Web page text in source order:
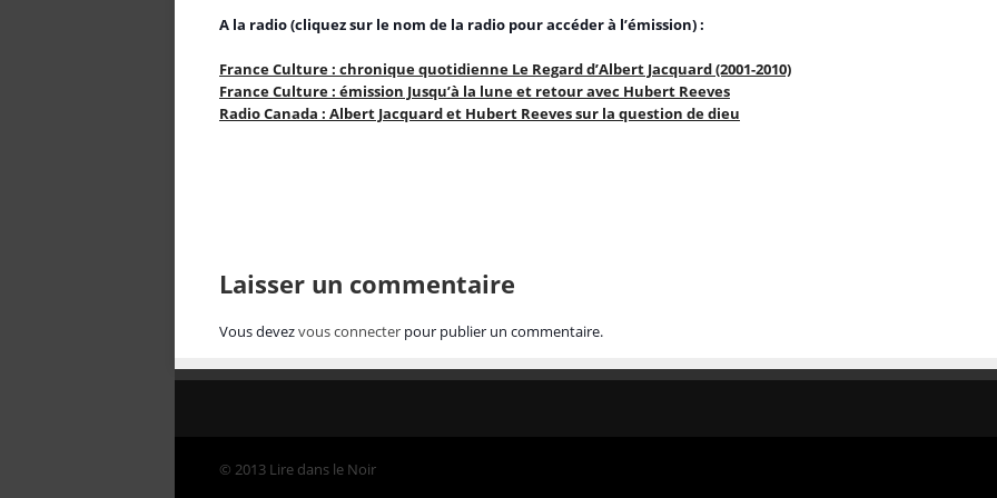
A la radio (cliquez sur le nom de la radio pour accéder à l’émission) :
France Culture : chronique quotidienne Le Regard d’Albert Jacquard (2001-2010)
France Culture : émission Jusqu’à la lune et retour avec Hubert Reeves
Radio Canada : Albert Jacquard et Hubert Reeves sur la question de dieu
Laisser un commentaire
Vous devezvous connecter pour publier un commentaire.
© 2013 Lire dans le Noir